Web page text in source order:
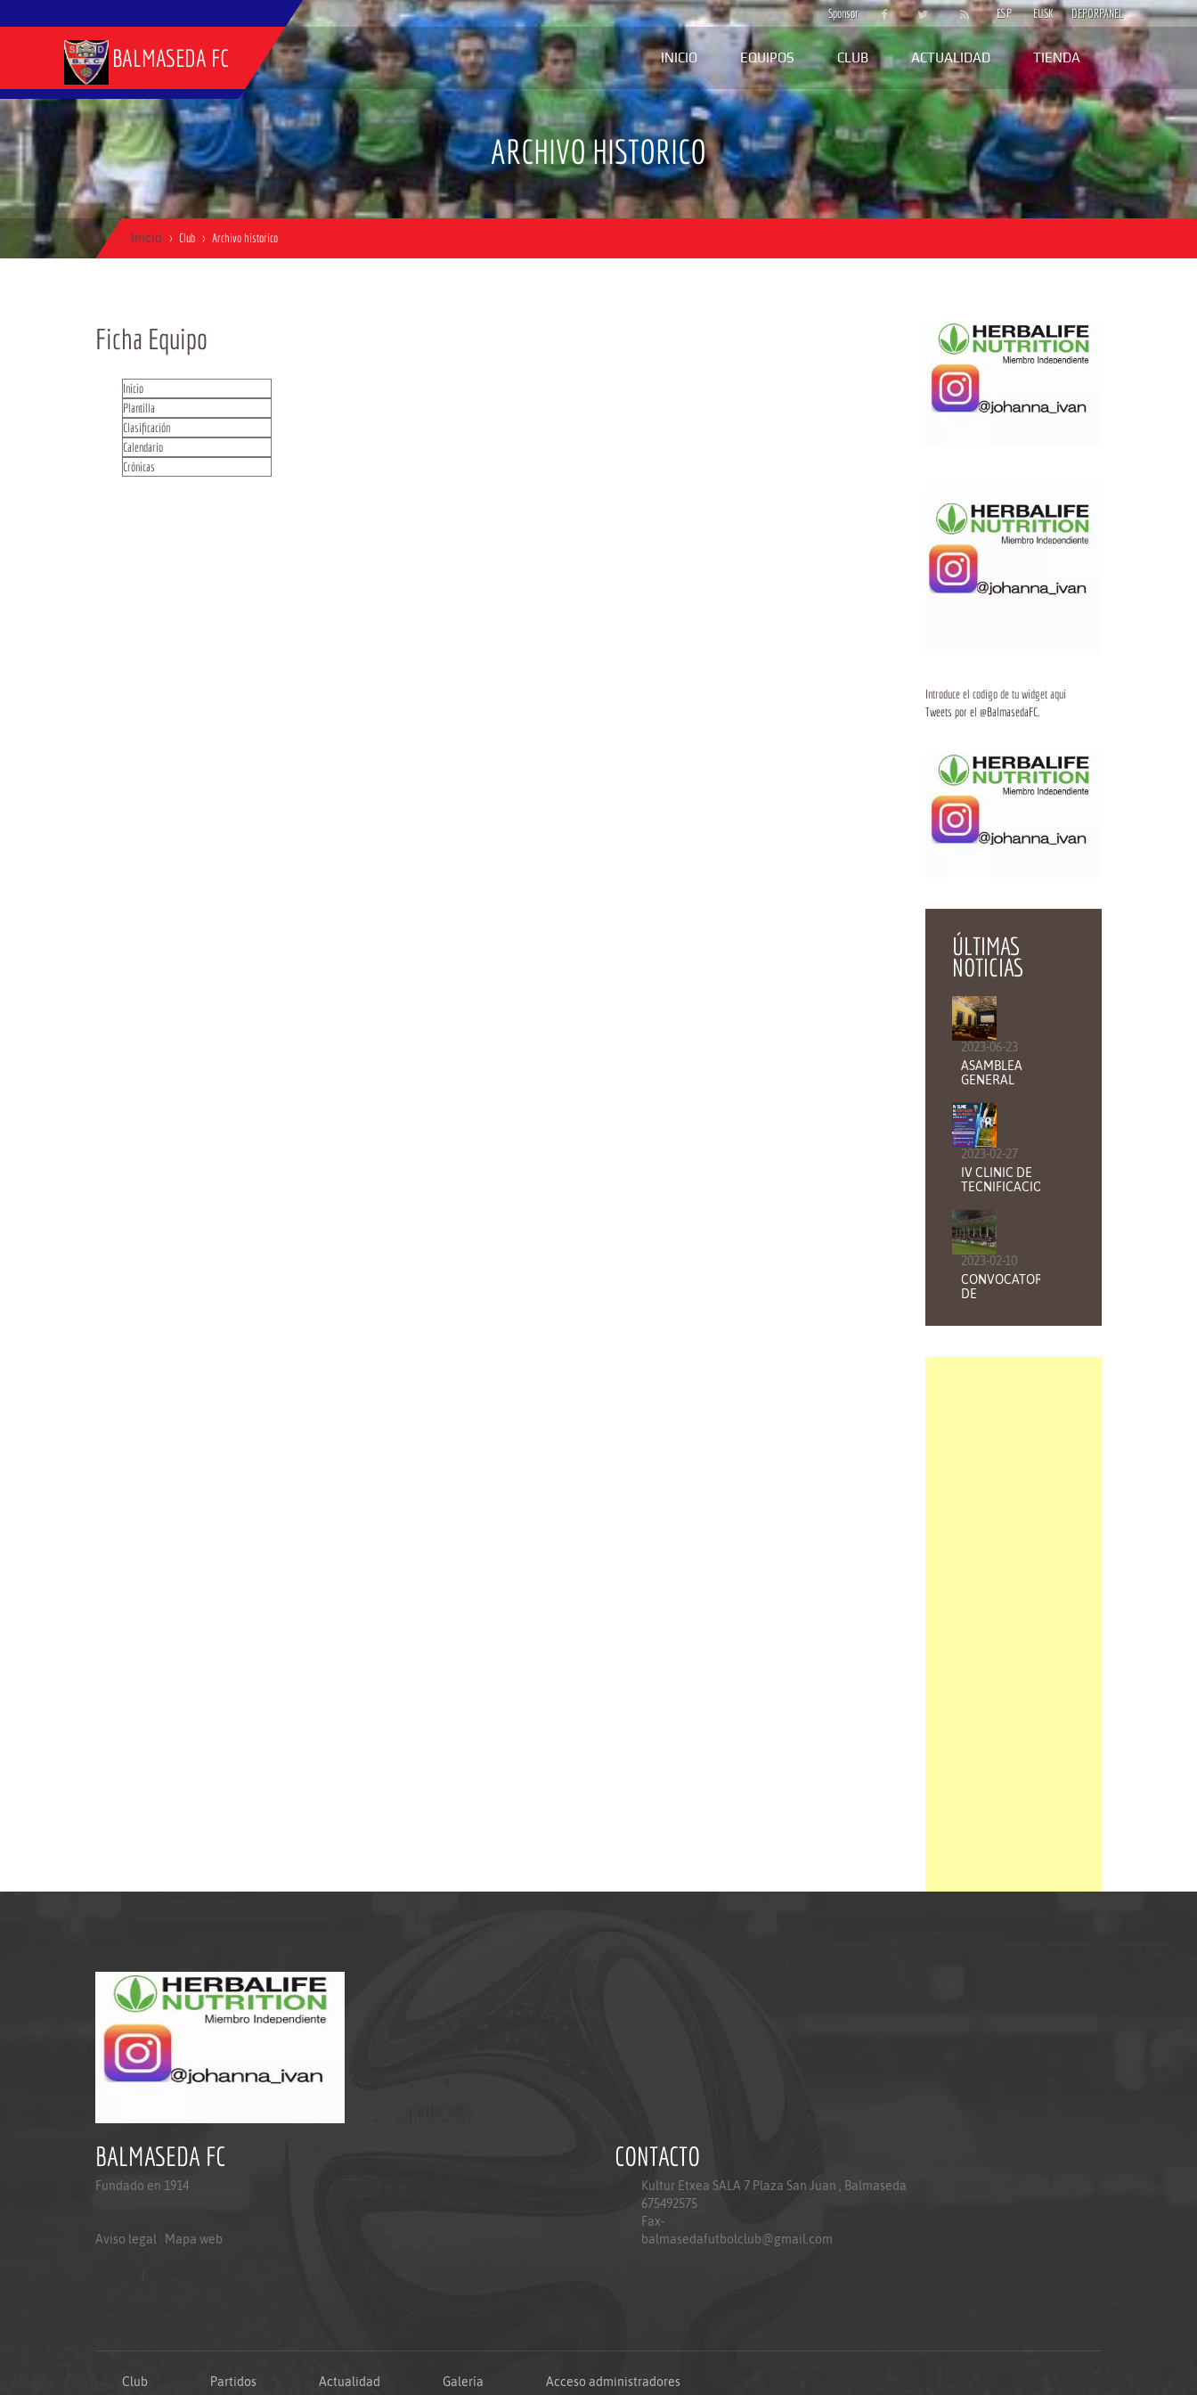
Sponsor ESP EUSK DEPORPANEL
BALMASEDA FC INICIO EQUIPOS CLUB ACTUALIDAD TIENDA
ARCHIVO HISTORICO
Inicio Club Archivo historico
Ficha Equipo
Inicio
Plantilla
Clasificación
Calendario
Crónicas
Introduce el codigo de tu widget aqui
Tweets por el @BalmasedaFC.
ÚLTIMAS
NOTICIAS
2023-06-23
ASAMBLEA
GENERAL
2023-02-27
IV CLINIC DE
TECNIFICACION
FUTBOL CLUB
2023-02-10
CONVOCATORIA
DE
BALMASEDA FC
Fundado en 1914
Aviso legal Mapa web
CONTACTO
Kultur Etxea SALA 7 Plaza San Juan , Balmaseda
675492575
Fax-
balmasedafutbolclub@gmail.com
Club Partidos Actualidad Galería Acceso administradores